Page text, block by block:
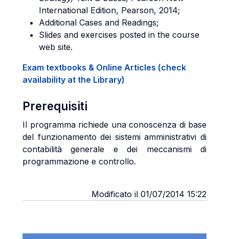
International Edition, Pearson, 2014;
Additional Cases and Readings;
Slides and exercises posted in the course
web site.
Exam textbooks & Online Articles (check
availability at the Library)
Prerequisiti
Il programma richiede una conoscenza di base
del funzionamento dei sistemi amministrativi di
contabilità generale e dei meccanismi di
programmazione e controllo.
Modificato il 01/07/2014 15:22